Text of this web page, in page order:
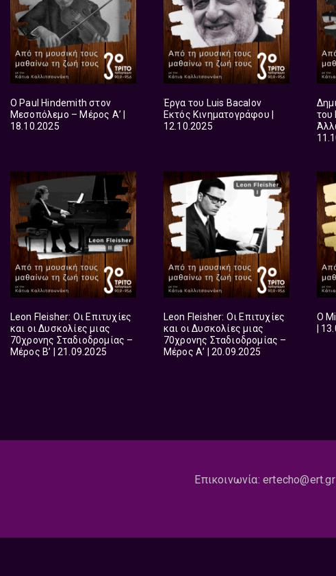
Ο Paul Hindemith στον
Μεσοπόλεμο – Μέρος Α’ |
18.10.2025
Έργα του Luis Bacalov
Εκτός Κινηματογράφου |
12.10.2025
του
Leon Fleisher: Οι Επιτυχίες
και οι Δυσκολίες μιας
70χρονης Σταδιοδρομίας –
Μέρος Β’ | 21.09.2025
Leon Fleisher: Οι Επιτυχίες
και οι Δυσκολίες μιας
70χρονης Σταδιοδρομίας –
Μέρος Α’ | 20.09.2025
Ο
|
Επικοινωνία:ertecho@ert.gr